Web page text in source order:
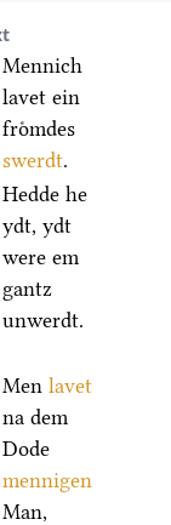
Mennich
lavet ein
froͤmdes
swerdt.
Hedde he
ydt, ydt
were em
gantz
unwerdt.
Men lavet
na dem
Dode
mennigen
Man,